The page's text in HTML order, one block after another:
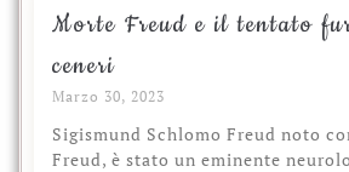
Morte Freud e il tentato
ceneri
Marzo 30, 2023
Sigismund Schlomo Freud noto
Freud, è stato un eminente